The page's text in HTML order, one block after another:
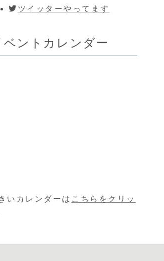
ツイッターやってます
ベントカレンダー
いカレンダーは こちらをクリッ